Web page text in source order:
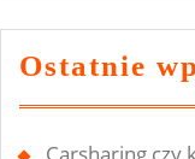
Ostatnie
Carsharing czy